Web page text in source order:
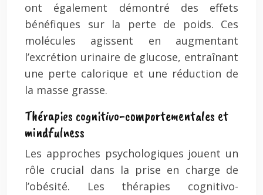
ont également démontré des effets
bénéfiques sur la perte de poids. Ces
molécules agissent en augmentant
l’excrétion urinaire de glucose, entraînant
une perte calorique et une réduction de
la masse grasse.
Thérapies cognitivo-comportementales et
mindfulness
Les approches psychologiques jouent un
rôle crucial dans la prise en charge de
l’obésité. Les thérapies cognitivo-